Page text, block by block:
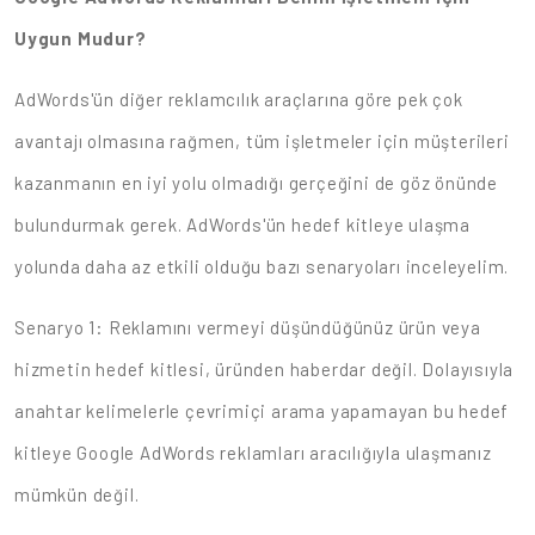
Uygun Mudur?
AdWords'ün diğer reklamcılık araçlarına göre pek çok
avantajı olmasına rağmen, tüm işletmeler için müşterileri
kazanmanın en iyi yolu olmadığı gerçeğini de göz önünde
bulundurmak gerek. AdWords'ün hedef kitleye ulaşma
yolunda daha az etkili olduğu bazı senaryoları inceleyelim.
Senaryo 1: Reklamını vermeyi düşündüğünüz ürün veya
hizmetin hedef kitlesi, üründen haberdar değil. Dolayısıyla
anahtar kelimelerle çevrimiçi arama yapamayan bu hedef
kitleye Google AdWords reklamları aracılığıyla ulaşmanız
mümkün değil.